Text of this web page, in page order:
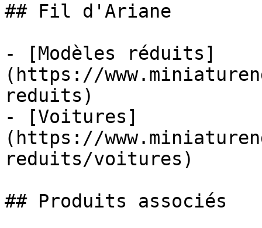
## Fil d'Ariane
- [Modèles réduits]
(https://
reduits)
- [Voitures]
(https://
reduits/voitures)
## Produits associés